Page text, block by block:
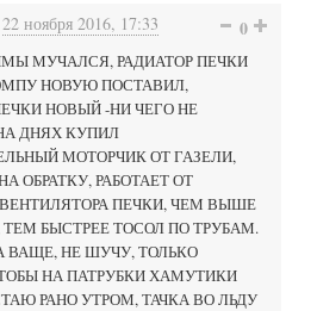
22 ноября 2016, 17:33 0
МУЧАЛСЯ, РАДИАТОР ПЕЧКИ
НОВУЮ ПОСТАВИЛ,
НОВЫЙ -НИ ЧЕГО НЕ
ДНЯХ КУПИЛ
МОТОРЧИК ОТ ГАЗЕЛИ,
ОБРАТКУ, РАБОТАЕТ ОТ
ПЕЧКИ, ЧЕМ ВЫШЕ
БЫСТРЕЕ ТОСОЛ ПО ТРУБАМ.
ВАЩЕ, НЕ ШУЧУ, ТОЛЬКО
НА ПАТРУБКИ ХАМУТИКИ
РАНО УТРОМ, ТАЧКА ВО ЛЬДУ